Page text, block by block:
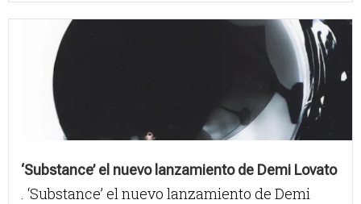
‘Substance’ el nuevo lanzamiento de Demi Lovato
. ‘Substance’ el nuevo lanzamiento de Demi